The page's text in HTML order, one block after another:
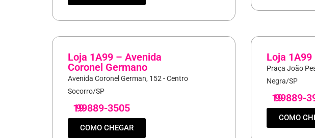
Loja 1A99 – Avenida
Coronel Germano
Avenida Coronel German, 152 - Centro
Socorro/SP
19
99889-3505
COMO CHEGAR
Loja
Praça João
Negra/SP
19
99889-
COMO